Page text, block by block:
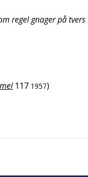
regel gnager på tvers
117 1957)